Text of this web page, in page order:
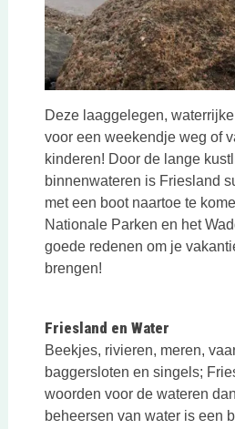
Deze laaggelegen,
voor een weekendje weg of
kinderen! Door de lange
binnenwateren is Friesland
met een boot naartoe te
Nationale Parken en het
goede redenen om je
brengen!
Friesland en Water
Beekjes, rivieren, meren,
baggersloten en singels;
woorden voor de wateren
beheersen van water is een